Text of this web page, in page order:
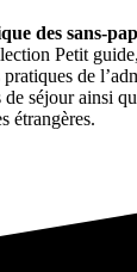
des sans-
Petit
de
séjour ainsi
étrangères.